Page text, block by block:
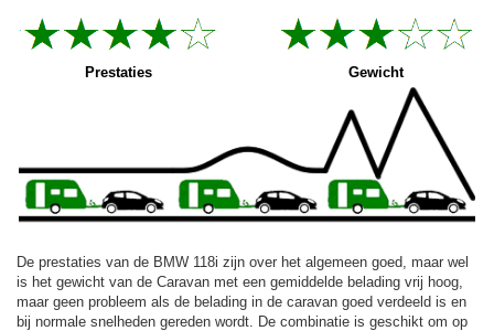
Prestaties Gewicht
De prestaties van de BMW 118i zijn over het algemeen goed, maar wel
is het gewicht van de Caravan met een gemiddelde belading vrij hoog,
maar geen probleem als de belading in de caravan goed verdeeld is en
bij normale snelheden gereden wordt. De combinatie is geschikt om op